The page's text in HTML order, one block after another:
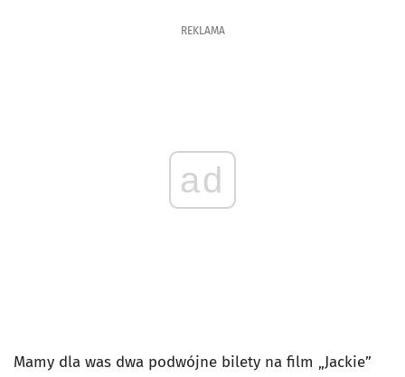
REKLAMA
ad
Mamy dla was dwa podwójne bilety na film „Jackie”